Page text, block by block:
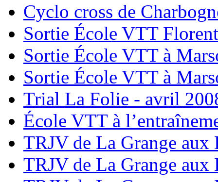
Cyclo cross de
Sortie École VTT
Sortie École VTT à
Sortie École VTT à
Trial La Folie - avril
École VTT à
TRJV de La Grange
TRJV de La Grange